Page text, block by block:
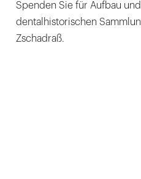
Spenden Sie für Aufbau
dentalhistorischen
Zschadraß.